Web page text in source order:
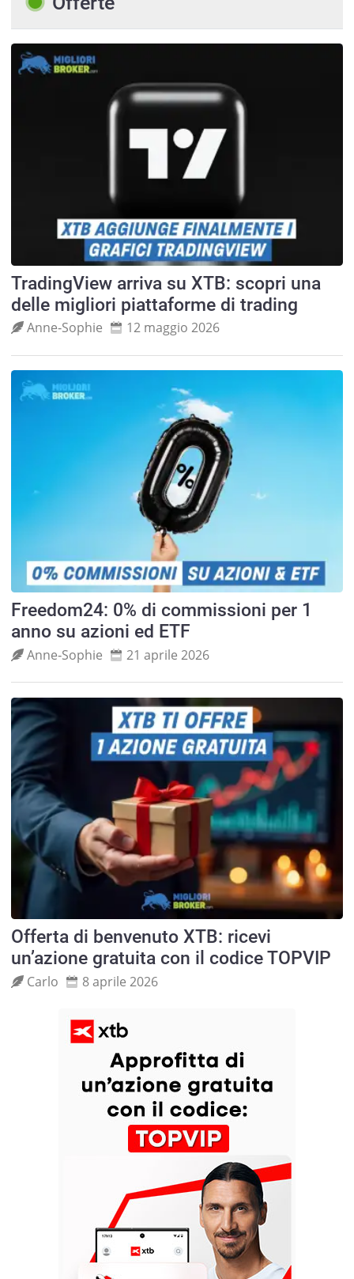
TradingView arriva su XTB: scopri una
delle migliori piattaforme di trading
Anne‑Sophie 12 maggio 2026
Freedom24: 0% di commissioni per 1
anno su azioni ed ETF
Anne‑Sophie 21 aprile 2026
Offerta di benvenuto XTB: ricevi
un’azione gratuita con il codice TOPVIP
Carlo 8 aprile 2026